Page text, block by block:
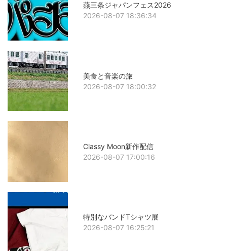
燕三条ジャパンフェス2026
2026-08-07 18:36:34
美食と音楽の旅
2026-08-07 18:00:32
Classy Moon新作配信
2026-08-07 17:00:16
特別なバンドTシャツ展
2026-08-07 16:25:21